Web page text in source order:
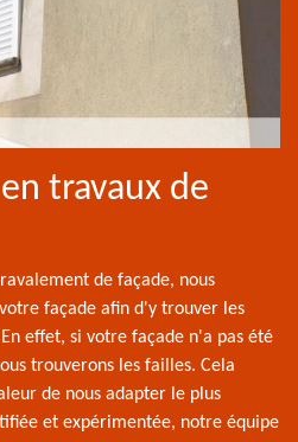
travaux de
de façade, nous
façade afin d'y trouver les
effet, si votre façade n'a pas été
trouverons les failles. Cela
de nous adapter le plus
et expérimentée, notre équipe